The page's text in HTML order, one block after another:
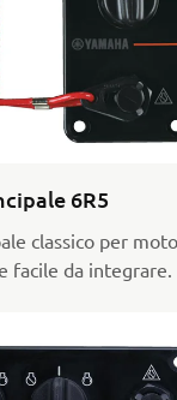
6R5
classico per
facile da integrare.